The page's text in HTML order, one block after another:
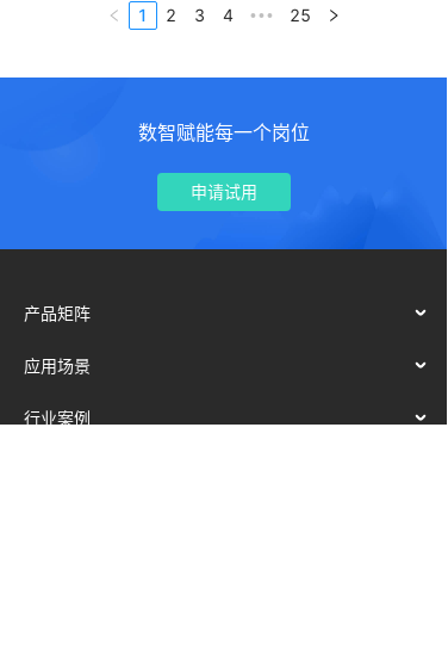
1 2 3 4 ••• 25
数智赋能每一个岗位
申请试用
产品矩阵
应用场景
行业案例